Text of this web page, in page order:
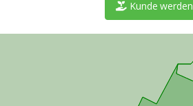
Kunde werden